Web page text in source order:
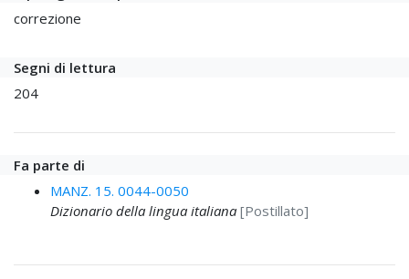
correzione
Segni di lettura
204
Fa parte di
MANZ. 15. 0044-0050
Dizionario della lingua italiana [Postillato]